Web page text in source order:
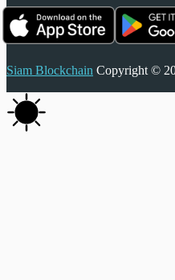
Siam Blockchain Copyright ©